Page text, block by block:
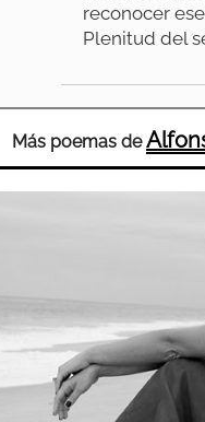
reconocer
Plenitud del
Más poemas de